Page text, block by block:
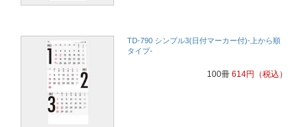
TD-790 シンプル3(日付マーカー付)-上から順
タイプ-
100冊 614円 （税込）